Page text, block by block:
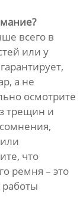
всего в
или у
а не
осмотрите
трещин и
что
ремня – это